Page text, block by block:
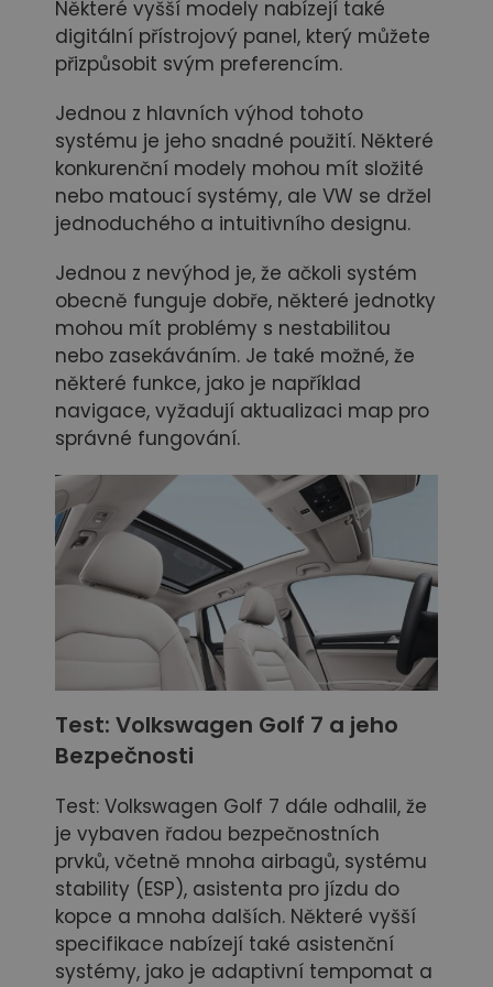
Některé vyšší modely nabízejí také
digitální přístrojový panel, který můžete
přizpůsobit svým preferencím.
Jednou z hlavních výhod tohoto
systému je jeho snadné použití. Některé
konkurenční modely mohou mít složité
nebo matoucí systémy, ale VW se držel
jednoduchého a intuitivního designu.
Jednou z nevýhod je, že ačkoli systém
obecně funguje dobře, některé jednotky
mohou mít problémy s nestabilitou
nebo zasekáváním. Je také možné, že
některé funkce, jako je například
navigace, vyžadují aktualizaci map pro
správné fungování.
Test: Volkswagen Golf 7 a jeho
Bezpečnosti
Test: Volkswagen Golf 7 dále odhalil, že
je vybaven řadou bezpečnostních
prvků, včetně mnoha airbagů, systému
stability (ESP), asistenta pro jízdu do
kopce a mnoha dalších. Některé vyšší
specifikace nabízejí také asistenční
systémy, jako je adaptivní tempomat a